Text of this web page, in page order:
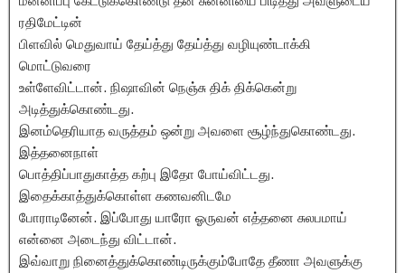
ரதிமேட்டின்
பிளவில் மெதுவாய் தேய்த்து தேய்த்து வழியுண்டாக்கி
மொட்டுவரை
உள்ளேவிட்டான். நிஷாவின் நெஞ்சு திக் திக்கென்று
அடித்துக்கொண்டது.
இனம்தெரியாத வருத்தம் ஒன்று அவளை சூழ்ந்துகொண்டது.
இத்தனைநாள்
பொத்திப்பாதுகாத்த கற்பு இதோ போய்விட்டது.
இதைக்காத்துக்கொள்ள கணவனிடமே
போராடினேன். இப்போது யாரோ ஓருவன் எத்தனை சுலபமாய்
என்னை அடைந்து விட்டான்.
இவ்வாறு நினைத்துக்கொண்டிருக்கும்போதே தீணா அவளுக்கு